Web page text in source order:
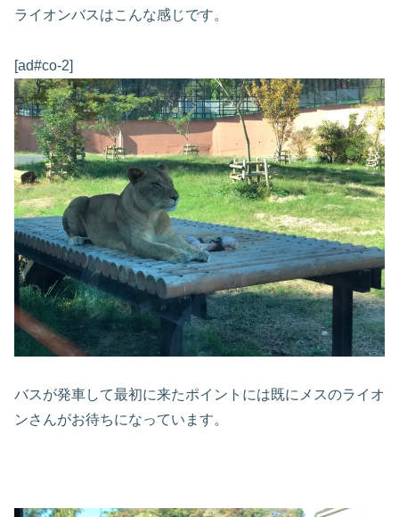
ライオンバスはこんな感じです。
[ad#co-2]
バスが発車して最初に来たポイントには既にメスのライオ
ンさんがお待ちになっています。